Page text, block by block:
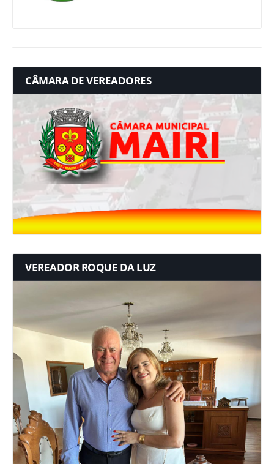
CÂMARA DE VEREADORES
VEREADOR ROQUE DA LUZ